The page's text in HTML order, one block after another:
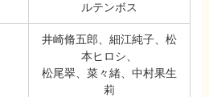
ルテンボス
井崎脩五郎、細江純子、松
本ヒロシ、
松尾翠、菜々緒、中村果生
莉